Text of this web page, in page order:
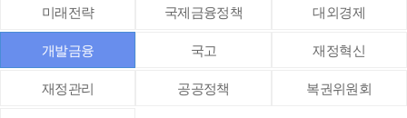
미래전략 국제금융정책 대외경제
개발금융 국고 재정혁신
재정관리 공공정책 복권위원회